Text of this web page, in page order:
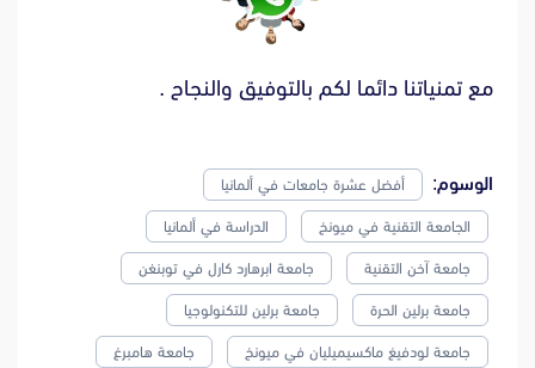
مع تمنياتنا دائما لكم بالتوفيق والنجاح .
الوسوم: أفضل عشرة جامعات في ألمانيا
الجامعة التقنية في ميونخ الدراسة في ألمانيا
جامعة آخن التقنية جامعة ابرهارد كارل في توبنغن
جامعة برلين الحرة جامعة برلين للتكنولوجيا
جامعة لودفيغ ماكسيميليان في ميونخ جامعة هامبرغ